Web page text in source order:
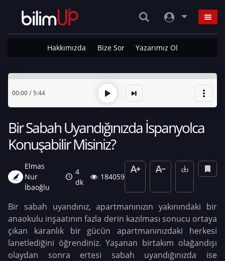
Hakkımızda Bize Sor Yazarımız Ol
00:00/5:44
Bir Sabah Uyandığınızda İspanyolca
Konuşabilir Misiniz?
Elmas
Nur
İbaoğlu
4
dk
184059
Bir sabah uyandınız, apartmanınızın yakınındaki bir
anaokulu inşaatının fazla derin kazılması sonucu ortaya
çıkan karanlık bir gücün apartmanınızdaki herkesi
lanetlediğini öğrendiniz. Yaşanan birtakım olağandışı
olaydan sonra ertesi sabah uyandığınızda ise